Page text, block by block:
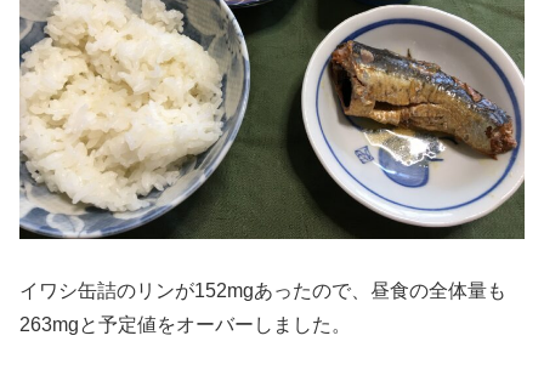
イワシ缶詰のリンが152mgあったので、昼食の全体量も
263mgと予定値をオーバーしました。